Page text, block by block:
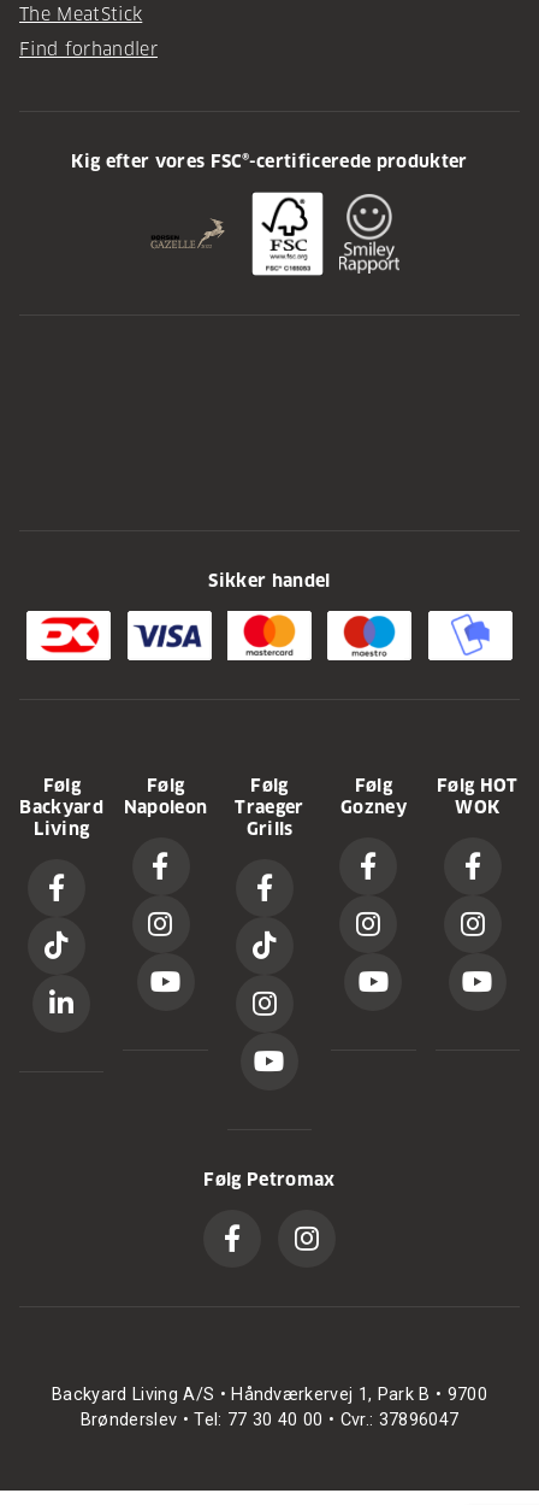
The MeatStick
Find forhandler
Kig efter vores FSC®-certificerede produkter
Sikker handel
Følg
Backyard
Living
Følg
Napoleon
Følg
Traeger
Grills
Følg
Gozney
Følg HOT
WOK
Følg Petromax
Backyard Living A/S • Håndværkervej 1, Park B • 9700
Brønderslev • Tel: 77 30 40 00 • Cvr.: 37896047